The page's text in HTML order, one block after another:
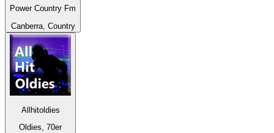
Power Country Fm
Canberra, Country
Allhitoldies
Oldies, 70er